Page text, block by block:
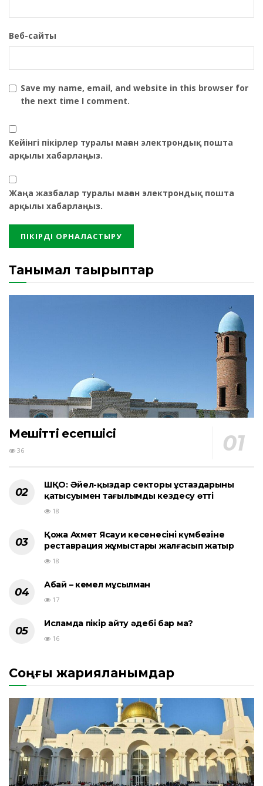
Веб-сайты
Save my name, email, and website in this browser for
the next time I comment.
Кейінгі пікірлер туралы маған электрондық пошта
арқылы хабарлаңыз.
Жаңа жазбалар туралы маған электрондық пошта
арқылы хабарлаңыз.
Танымал тақырыптар
Мешіттің есепшісі
36
ШҚО: Әйел-қыздар секторы ұстаздарының
қатысуымен тағылымды кездесу өтті
18
Қожа Ахмет Ясауи кесенесінің күмбезіне
реставрация жұмыстары жалғасып жатыр
18
Абай – кемел мұсылман
17
Исламда пікір айту әдебі бар ма?
16
Соңғы жарияланымдар